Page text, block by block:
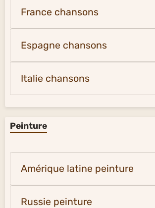
France chansons
Espagne chansons
Italie chansons
Peinture
Amérique latine peinture
Russie peinture